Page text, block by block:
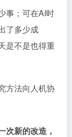
事；可在AI时
了多少成
是不是也得重
方法向人机协
次新的改造，